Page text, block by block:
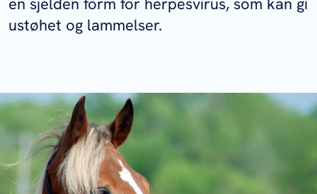
ustøhet og lammelser.